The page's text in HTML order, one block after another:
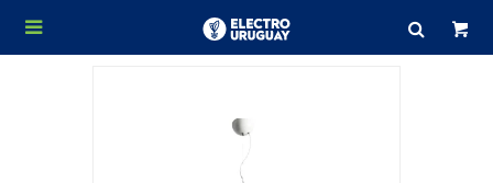
